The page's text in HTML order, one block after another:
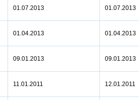
01.07.2013 01.07.2013
01.04.2013 01.04.2013
09.01.2013 09.01.2013
11.01.2011 12.01.2011